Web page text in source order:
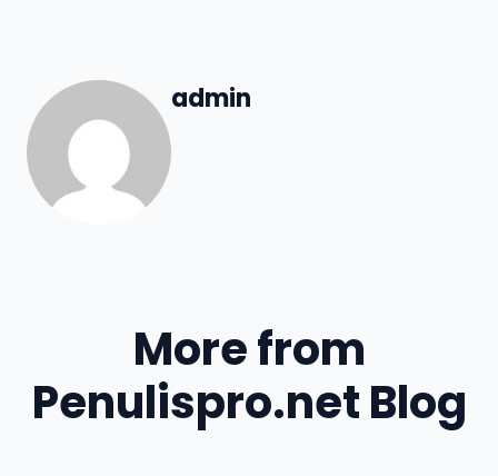
admin
More from
Penulispro.net Blog